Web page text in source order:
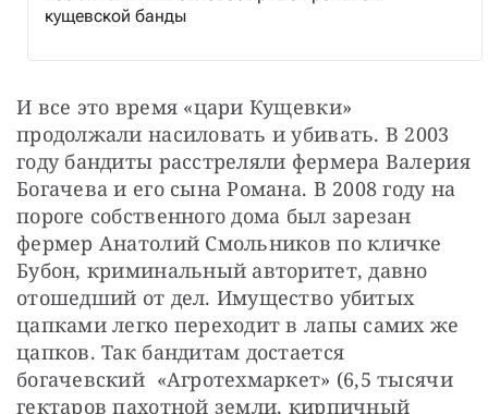
кущевской банды
И все это время «цари Кущевки»
продолжали насиловать и убивать. В 2003
году бандиты расстреляли фермера Валерия
Богачева и его сына Романа. В 2008 году на
пороге собственного дома был зарезан
фермер Анатолий Смольников по кличке
Бубон, криминальный авторитет, давно
отошедший от дел. Имущество убитых
цапками легко переходит в лапы самих же
цапков. Так бандитам достается
богачевский  «Агротехмаркет» (6,5 тысячи
гектаров пахотной земли, кирпичный